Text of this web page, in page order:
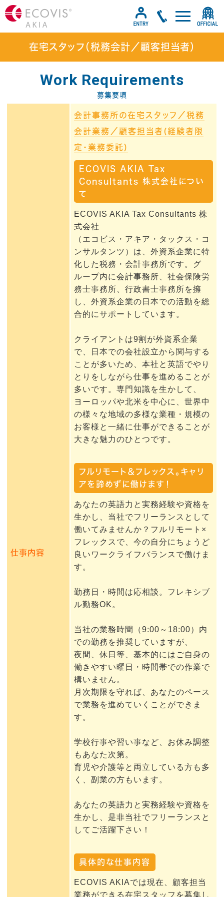
在宅スタッフ（税務会計／顧客担当者）
Work Requirements
募集要項
仕事内容
会計事務所の在宅スタッフ／税務
会計業務／顧客担当者(経験者限
定・業務委託)
ECOVIS AKIA Tax
Consultants 株式会社につい
て
ECOVIS AKIA Tax Consultants 株
式会社
（エコビス・アキア・タックス・コ
ンサルタンツ）は、外資系企業に特
化した税務・会計事務所です。グ
ループ内に会計事務所、社会保険労
務士事務所、行政書士事務所を擁
し、外資系企業の日本での活動を総
合的にサポートしています。
クライアントは9割が外資系企業
で、日本での会社設立から関与する
ことが多いため、本社と英語でやり
とりをしながら仕事を進めることが
多いです。専門知識を生かして、
ヨーロッパや北米を中心に、世界中
の様々な地域の多様な業種・規模の
お客様と一緒に仕事ができることが
大きな魅力のひとつです。
フルリモート＆フレックス。キャリ
アを諦めずに働けます！
あなたの英語力と実務経験や資格を
生かし、当社でフリーランスとして
働いてみませんか？フルリモート×
フレックスで、今の自分にちょうど
良いワークライフバランスで働けま
す。
勤務日・時間は応相談。フレキシブ
ル勤務OK。
当社の業務時間（9:00～18:00）内
での勤務を推奨していますが、
夜間、休日等、基本的にはご自身の
働きやすい曜日・時間帯での作業で
構いません。
月次期限を守れば、あなたのペース
で業務を進めていくことができま
す。
学校行事や習い事など、お休み調整
もあなた次第。
育児や介護等と両立している方も多
く、副業の方もいます。
あなたの英語力と実務経験や資格を
生かし、是非当社でフリーランスと
してご活躍下さい！
具体的な仕事内容
ECOVIS AKIAでは現在、顧客担当
業務ができる在宅スタッフを募集し